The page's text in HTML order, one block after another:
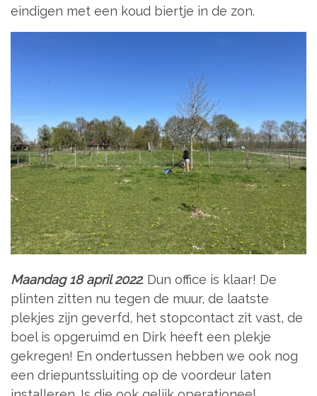
eindigen met een koud biertje in de zon.
Maandag 18 april 2022. Dun office is klaar! De
plinten zitten nu tegen de muur, de laatste
plekjes zijn geverfd, het stopcontact zit vast, de
boel is opgeruimd en Dirk heeft een plekje
gekregen! En ondertussen hebben we ook nog
een driepuntssluiting op de voordeur laten